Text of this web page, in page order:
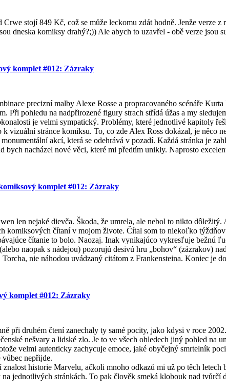
Crwe stojí 849 Kč, což se může leckomu zdát hodně. Jenže
dneska komiksy drahý?;)) Ale abych to uzavřel - obě verze jsou
komplet #012: Zázraky
precizní malby Alexe Rosse a propracovaného scénáře
Při pohledu na nadpřirozené figury strach střídá úžas a my
je velmi sympatický. Problémy, které jednotlivé kapitoly
vizuální stránce komiksu. To, co zde Alex Ross dokázal, je něco
akcí, která se odehrává v pozadí. Každá stránka je
bych nacházel nové věci, které mi předtím unikly. Naprosto
komplet #012: Zázraky
len nejaké dievča. Škoda, že umrela, ale nebol to nikto
komiksových čítaní v mojom živote. Čítal som to niekoľko
čítanie to bolo. Naozaj. Inak vynikajúco vykresľuje bežnú
naopak s nádejou) pozorujú desivú hru „bohov“ (zázrakov)
nie náhodou uvádzaný citátom z Frankensteina. Koniec je
komplet #012: Zázraky
při druhém čtení zanechaly ty samé pocity, jako kdysi v roce
nešvary a lidské zlo. Je to ve všech ohledech jiný pohled
velmi autenticky zachycuje emoce, jaké obyčejný smrtelník
vůbec nepřijde.
znalost historie Marvelu, ačkoli mnoho odkazů mi už po těch
jednotlivých stránkách. To pak člověk smeká klobouk nad tvůrčí